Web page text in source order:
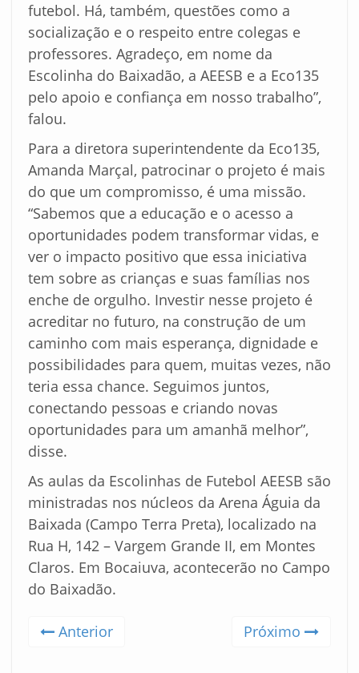
futebol. Há, também, questões como a
socialização e o respeito entre colegas e
professores. Agradeço, em nome da
Escolinha do Baixadão, a AEESB e a Eco135
pelo apoio e confiança em nosso trabalho”,
falou.
Para a diretora superintendente da Eco135,
Amanda Marçal, patrocinar o projeto é mais
do que um compromisso, é uma missão.
“Sabemos que a educação e o acesso a
oportunidades podem transformar vidas, e
ver o impacto positivo que essa iniciativa
tem sobre as crianças e suas famílias nos
enche de orgulho. Investir nesse projeto é
acreditar no futuro, na construção de um
caminho com mais esperança, dignidade e
possibilidades para quem, muitas vezes, não
teria essa chance. Seguimos juntos,
conectando pessoas e criando novas
oportunidades para um amanhã melhor”,
disse.
As aulas da Escolinhas de Futebol AEESB são
ministradas nos núcleos da Arena Águia da
Baixada (Campo Terra Preta), localizado na
Rua H, 142 – Vargem Grande II, em Montes
Claros. Em Bocaiuva, acontecerão no Campo
do Baixadão.
Anterior Próximo